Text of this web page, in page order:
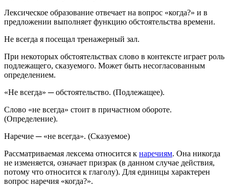
Лексическое образование отвечает на вопрос «когда?» и в
предложении выполняет функцию обстоятельства времени.
Не всегда я посещал тренажерный зал.
При некоторых обстоятельствах слово в контексте играет роль
подлежащего, сказуемого. Может быть несогласованным
определением.
«Не всегда» ─ обстоятельство. (Подлежащее).
Слово «не всегда» стоит в причастном обороте.
(Определение).
Наречие ─ «не всегда». (Сказуемое)
Рассматриваемая лексема относится к наречиям. Она никогда
не изменяется, означает призрак (в данном случае действия,
потому что относится к глаголу). Для единицы характерен
вопрос наречия «когда?».